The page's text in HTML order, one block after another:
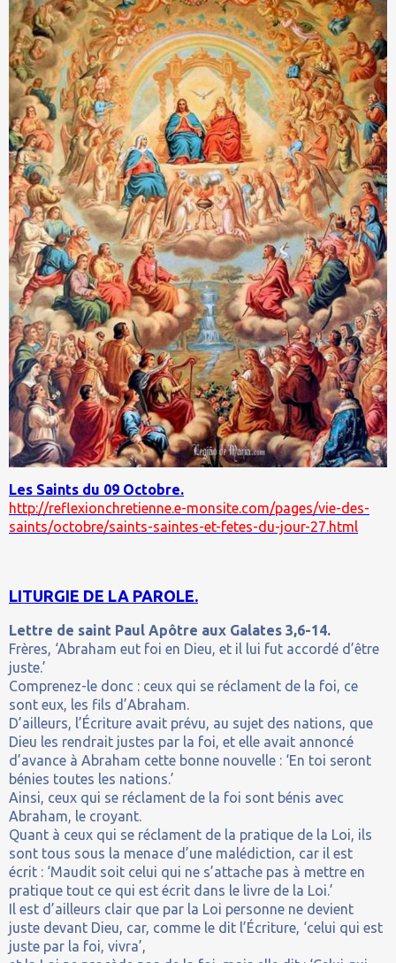
Les Saints du 09 Octobre.
http://reflexionchretienne.e-monsite.com/pages/vie-des-
saints/octobre/saints-saintes-et-fetes-du-jour-27.html
LITURGIE DE LA PAROLE.
Lettre de saint Paul Apôtre aux Galates 3,6-14.
Frères, ‘Abraham eut foi en Dieu, et il lui fut accordé d’être
juste.’
Comprenez-le donc : ceux qui se réclament de la foi, ce
sont eux, les fils d’Abraham.
D’ailleurs, l’Écriture avait prévu, au sujet des nations, que
Dieu les rendrait justes par la foi, et elle avait annoncé
d’avance à Abraham cette bonne nouvelle : ‘En toi seront
bénies toutes les nations.’
Ainsi, ceux qui se réclament de la foi sont bénis avec
Abraham, le croyant.
Quant à ceux qui se réclament de la pratique de la Loi, ils
sont tous sous la menace d’une malédiction, car il est
écrit : ‘Maudit soit celui qui ne s’attache pas à mettre en
pratique tout ce qui est écrit dans le livre de la Loi.’
Il est d’ailleurs clair que par la Loi personne ne devient
juste devant Dieu, car, comme le dit l’Écriture, ‘celui qui est
juste par la foi, vivra’,